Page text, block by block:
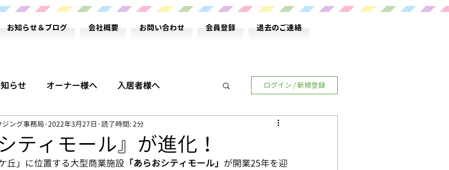
お知らせ＆ブログ 会社概要 お問い合わせ 会員登録 退去のご連絡
らせ オーナー様へ 入居者様へ
代表 藤崎のコラム
ログイン / 新規登録
ティモール』が進化！
ング事務局 2022年3月27日 読了時間: 2分
丘」に位置する大型商業施設 「あらおシティモール」 が開業25年を迎